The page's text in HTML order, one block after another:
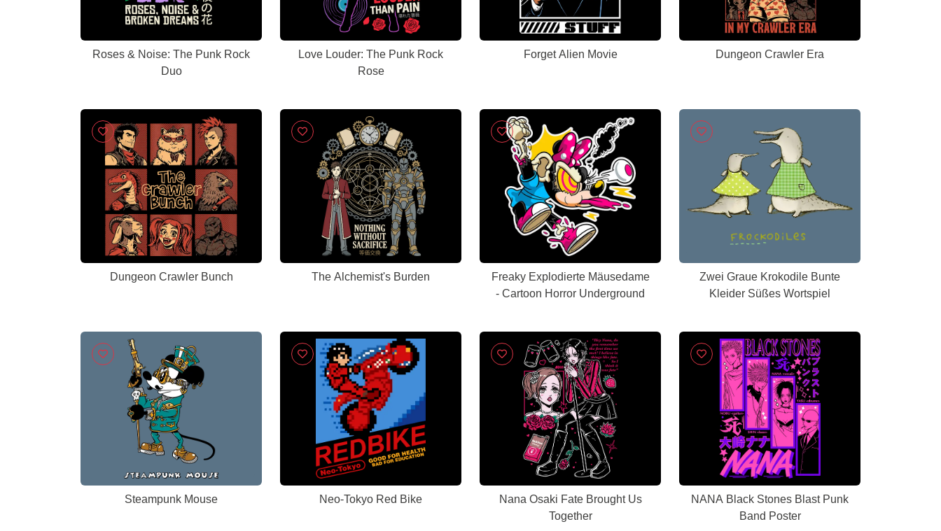
Roses & Noise: The Punk Rock
Duo
Love Louder: The Punk Rock
Rose
Forget Alien Movie Dungeon Crawler Era
Dungeon Crawler Bunch The Alchemist's Burden
Freaky Explodierte Mäusedame
- Cartoon Horror Underground
Zwei Graue Krokodile Bunte
Kleider Süßes Wortspiel
Steampunk Mouse Neo-Tokyo Red Bike
Nana Osaki Fate Brought Us
Together
NANA Black Stones Blast Punk
Band Poster